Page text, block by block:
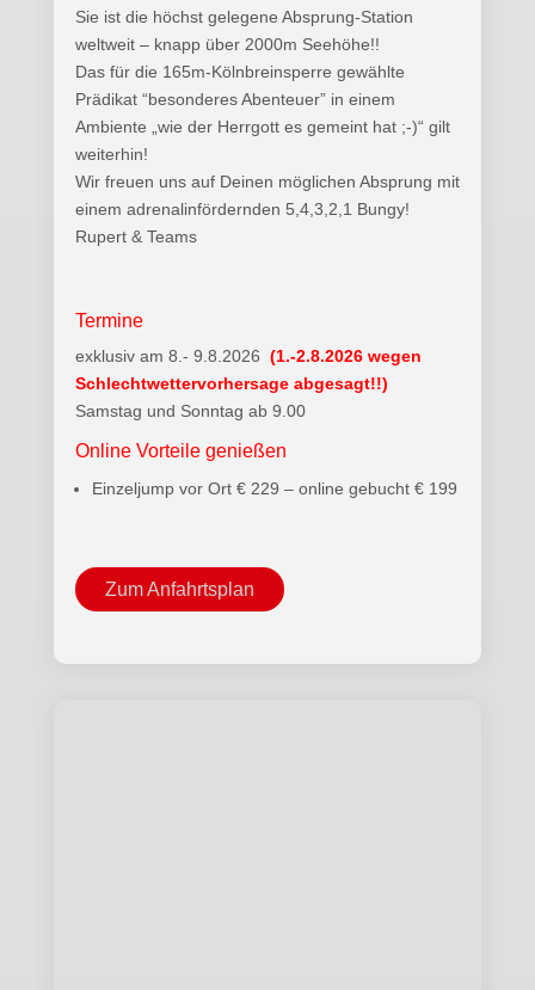
Sie ist die höchst gelegene Absprung-Station
weltweit – knapp über 2000m Seehöhe!!
Das für die 165m-Kölnbreinsperre gewählte
Prädikat “besonderes Abenteuer” in einem
Ambiente „wie der Herrgott es gemeint hat ;-)“ gilt
weiterhin!
Wir freuen uns auf Deinen möglichen Absprung mit
einem adrenalinfördernden 5,4,3,2,1 Bungy!
Rupert & Teams
Termine
exklusiv am 8.- 9.8.2026 (1.-2.8.2026 wegen
Schlechtwettervorhersage abgesagt!!)
Samstag und Sonntag ab 9.00
Online Vorteile genießen
Einzeljump vor Ort € 229 – online gebucht € 199
Zum Anfahrtsplan